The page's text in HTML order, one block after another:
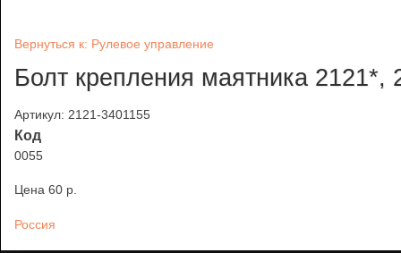
Вернуться к: Рулевое управление
Болт крепления маятника 2121*,
Артикул: 2121-3401155
Код
0055
Цена 60 p.
Россия